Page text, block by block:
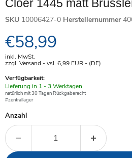
Cloer 1445 matt
SKU 10006427-0 Herstellernummer
Aktueller Preis
€58,99
inkl. MwSt.
zzgl. Versand - vsl. 6,99 EUR- (DE)
Verfügbarkeit:
Verfügbar
-
Lieferung in 1 - 3 Werktagen
natürlich mit 30 Tagen Rückgaberecht
#zentrallager
Anzahl